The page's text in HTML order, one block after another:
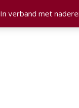
In verband met